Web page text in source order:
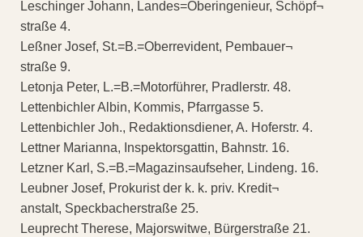
Leschinger Johann, Landes=Oberingenieur, Schöpf¬
straße 4.
Leßner Josef, St.=B.=Oberrevident, Pembauer¬
straße 9.
Letonja Peter, L.=B.=Motorführer, Pradlerstr. 48.
Lettenbichler Albin, Kommis, Pfarrgasse 5.
Lettenbichler Joh., Redaktionsdiener, A. Hoferstr. 4.
Lettner Marianna, Inspektorsgattin, Bahnstr. 16.
Letzner Karl, S.=B.=Magazinsaufseher, Lindeng. 16.
Leubner Josef, Prokurist der k. k. priv. Kredit¬
anstalt, Speckbacherstraße 25.
Leuprecht Therese, Majorswitwe, Bürgerstraße 21.